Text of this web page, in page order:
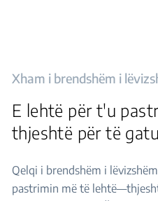
Xham i brendshëm i
E lehtë për t'u
thjeshtë për të
Qelqi i brendshëm i
pastrimin më të